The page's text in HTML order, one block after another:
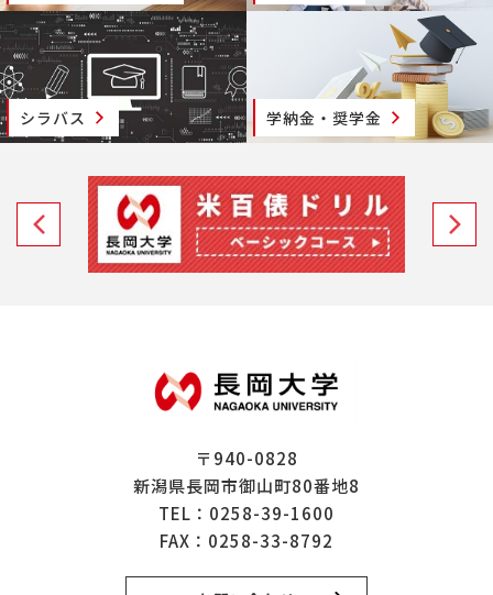
シラバス 学納金・奨学金
〒940-0828
新潟県長岡市御山町80番地8
TEL： 0258-39-1600
FAX：0258-33-8792